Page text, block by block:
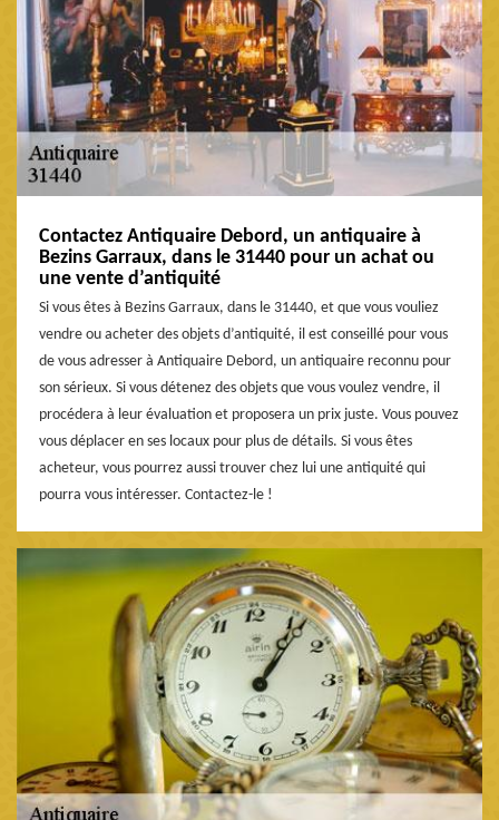
Contactez Antiquaire Debord, un antiquaire à
Bezins Garraux, dans le 31440 pour un achat ou
une vente d’antiquité
Si vous êtes à Bezins Garraux, dans le 31440, et que vous vouliez
vendre ou acheter des objets d’antiquité, il est conseillé pour vous
de vous adresser à Antiquaire Debord, un antiquaire reconnu pour
son sérieux. Si vous détenez des objets que vous voulez vendre, il
procédera à leur évaluation et proposera un prix juste. Vous pouvez
vous déplacer en ses locaux pour plus de détails. Si vous êtes
acheteur, vous pourrez aussi trouver chez lui une antiquité qui
pourra vous intéresser. Contactez-le !